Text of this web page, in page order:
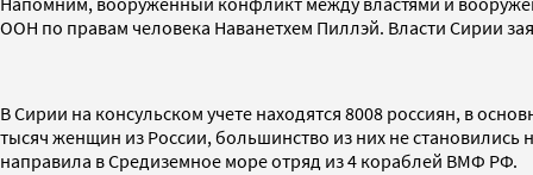
ООН по правам человека Наванетхем Пиллэй. Власти Сирии
В Сирии на консульском учете находятся 8008 россиян, в
тысяч женщин из России, большинство из них не
направила в Средиземное море отряд из 4 кораблей ВМФ РФ.